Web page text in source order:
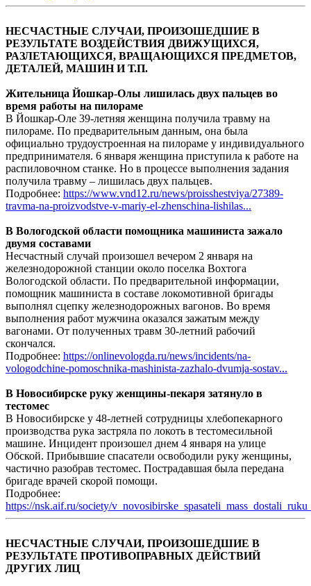
НЕСЧАСТНЫЕ СЛУЧАИ, ПРОИЗОШЕДШИЕ В
РЕЗУЛЬТАТЕ ВОЗДЕЙСТВИЯ ДВИЖУЩИХСЯ,
РАЗЛЕТАЮЩИХСЯ, ВРАЩАЮЩИХСЯ ПРЕДМЕТОВ,
ДЕТАЛЕЙ, МАШИН И Т.П.
Жительница Йошкар-Олы лишилась двух пальцев во
время работы на пилораме
В Йошкар-Оле 39-летняя женщина получила травму на
пилораме. По предварительным данным, она была
официально трудоустроенная на пилораме у индивидуального
предпринимателя. 6 января женщина приступила к работе на
распиловочном станке. Но в процессе выполнения задания
получила травму – лишилась двух пальцев.
Подробнее: https://www.vnd12.ru/news/proisshestviya/27389-
travma-na-proizvodstve-v-mariy-el-zhenschina-lishilas...
В Вологодской области помощника машиниста зажало
двумя составами
Несчастный случай произошел вечером 2 января на
железнодорожной станции около поселка Вохтога
Вологодской области. По предварительной информации,
помощник машиниста в составе локомотивной бригады
выполнял сцепку железнодорожных вагонов. Во время
выполнения работ мужчина оказался зажатым между
вагонами. От полученных травм 30-летний рабочий
скончался.
Подробнее: https://onlinevologda.ru/news/incidents/na-
vologodchine-pomoschnika-mashinista-zazhalo-dvumja-sostav...
В Новосибирске руку женщины-пекаря затянуло в
тестомес
В Новосибирске у 48-летней сотрудницы хлебопекарного
производства рука застряла по локоть в тестомесильной
машине. Инцидент произошел днем 4 января на улице
Обской. Прибывшие спасатели освободили руку женщины,
частично разобрав тестомес. Пострадавшая была передана
бригаде врачей скорой помощи.
Подробнее:
https://nsk.aif.ru/society/
НЕСЧАСТНЫЕ СЛУЧАИ, ПРОИЗОШЕДШИЕ В
РЕЗУЛЬТАТЕ ПРОТИВОПРАВНЫХ ДЕЙСТВИЙ
ДРУГИХ ЛИЦ